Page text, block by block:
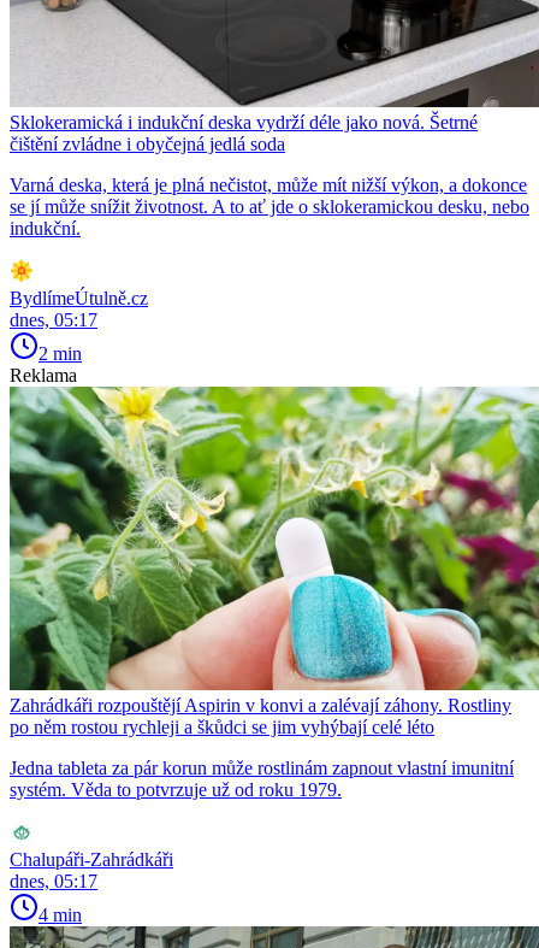
Sklokeramická i indukční deska vydrží déle jako nová. Šetrné
čištění zvládne i obyčejná jedlá soda
Varná deska, která je plná nečistot, může mít nižší výkon, a dokonce
se jí může snížit životnost. A to ať jde o sklokeramickou desku, nebo
indukční.
BydlímeÚtulně.cz
dnes, 05:17
2 min
Reklama
Zahrádkáři rozpouštějí Aspirin v konvi a zalévají záhony. Rostliny
po něm rostou rychleji a škůdci se jim vyhýbají celé léto
Jedna tableta za pár korun může rostlinám zapnout vlastní imunitní
systém. Věda to potvrzuje už od roku 1979.
Chalupáři-Zahrádkáři
dnes, 05:17
4 min